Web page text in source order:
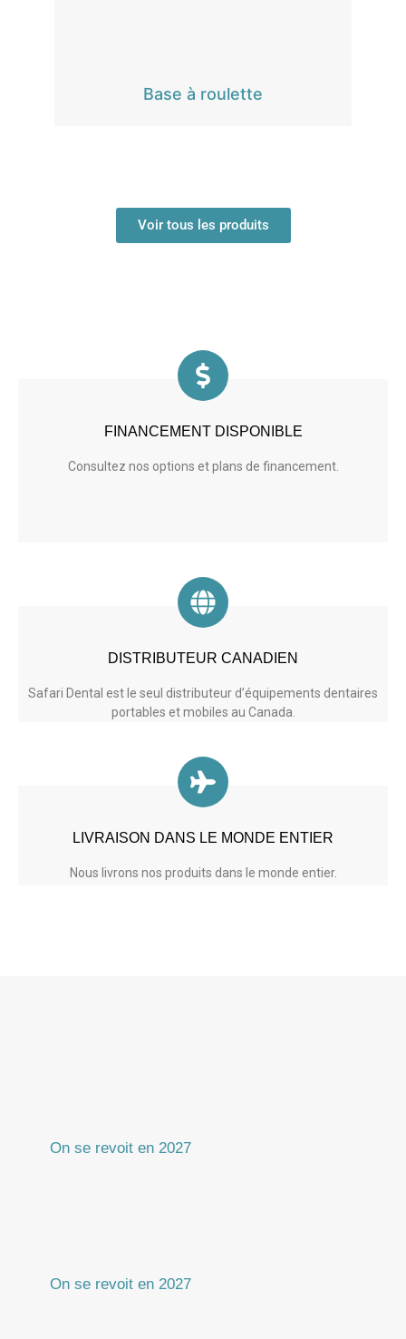
Base à roulette
Voir tous les produits
FINANCEMENT DISPONIBLE
Consultez nos options etplans de financement.
DISTRIBUTEUR CANADIEN
Safari Dental est le seul distributeur d’équipements dentaires
portables et mobiles au Canada.
LIVRAISON DANS LE MONDE ENTIER
Nous livrons nos produits dans le monde entier.
On se revoit en 2027
On se revoit en 2027